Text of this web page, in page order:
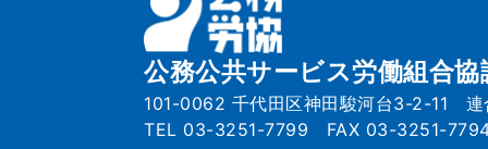
公務公共サービス労働組合協
101-0062 千代田区神田駿河台3-2-11 連
TEL 03-3251-7799 FAX 03-3251-